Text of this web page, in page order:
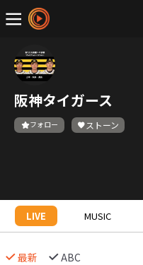
阪神タイガース
フォロー ストーン
LIVE MUSIC
最新 ABC